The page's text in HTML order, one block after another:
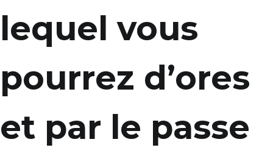
lequel vous
pourrez d’ores
et par le passe